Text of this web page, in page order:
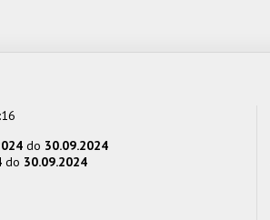
do 30.09.2024
do 30.09.2024